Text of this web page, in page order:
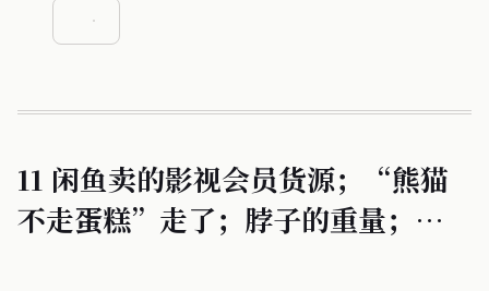
11 闲鱼卖的影视会员货源；“熊猫
不走蛋糕”走了；脖子的重量；电动